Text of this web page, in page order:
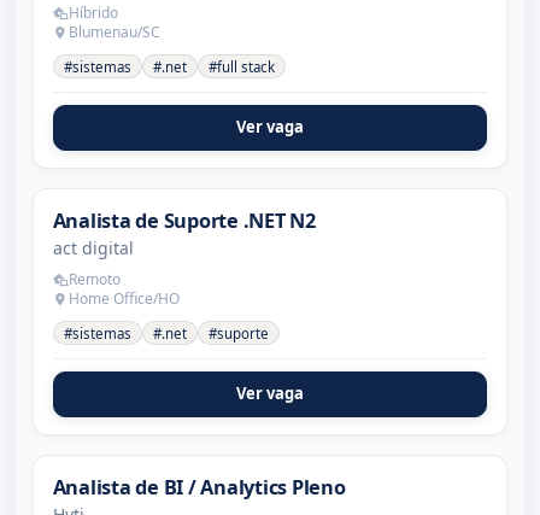
Híbrido
Blumenau/SC
#sistemas #.net #full stack
Ver vaga
Analista de Suporte .NET N2
act digital
Remoto
Home Office/HO
#sistemas #.net #suporte
Ver vaga
Analista de BI / Analytics Pleno